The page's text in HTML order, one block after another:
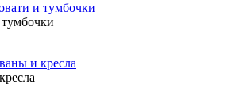
и тумбочки
и кресла